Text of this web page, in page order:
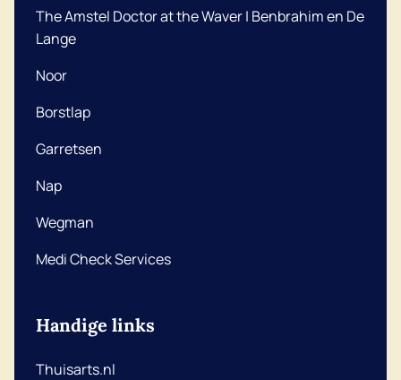
The Amstel Doctor at the Waver | Benbrahim en De
Lange
Noor
Borstlap
Garretsen
Nap
Wegman
Medi Check Services
Handige links
Thuisarts.nl